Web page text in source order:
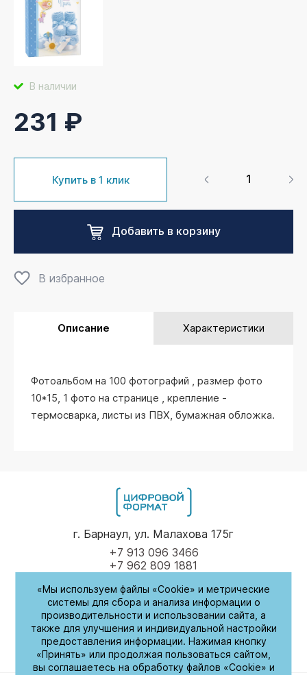
В наличии
231 ₽
Купить в 1 клик
Добавить в корзину
В избранное
Описание Характеристики
Фотоальбом на 100 фотографий , размер фото
10*15, 1 фото на странице , крепление -
термосварка, листы из ПВХ, бумажная обложка.
+7 913 096 3466
+7 962 809 1881
г. Барнаул, ул. Малахова 175г
Пн-Пт 9.00 - 17.00
(обед с 14:00-14:30)
СБ-Вс
Выходные
«Мы используем файлы «Cookie» и метрические
системы для сбора и анализа информации о
производительности и использовании сайта, а
также для улучшения и индивидуальной настройки
предоставления информации. Нажимая кнопку
«Принять» или продолжая пользоваться сайтом,
вы соглашаетесь на обработку файлов «Cookie» и